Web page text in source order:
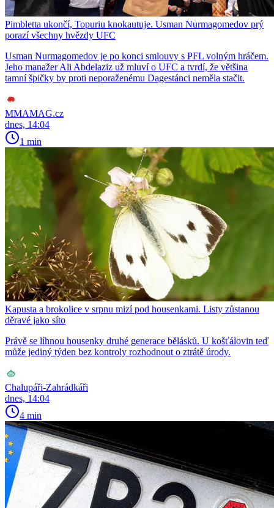
Pimbletta ukončí, Topuriu knokautuje. Usman Nurmagomedov prý
porazí všechny hvězdy UFC
Usman Nurmagomedov je po konci smlouvy s PFL volným hráčem.
Jeho manažer Ali Abdelaziz už mluví o UFC a tvrdí, že většina
tamní špičky by proti neporaženému Dagestánci neměla stačit.
MMAMAG.cz
dnes, 14:04
1 min
Kapusta a brokolice v srpnu mizí pod housenkami. Listy zůstanou
děravé jako síto
Právě se líhnou housenky druhé generace bělásků. U košťálovin teď
může jediný týden bez kontroly rozhodnout o ztrátě úrody.
Chalupáři-Zahrádkáři
dnes, 14:04
4 min